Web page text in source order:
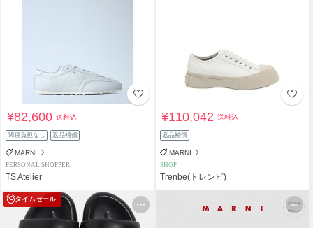
¥82,600送料込
関税負担なし 返品補償
MARNI
PERSONAL SHOPPER
TS Atelier
¥110,042送料込
返品補償
MARNI
SHOP
Trenbe(トレンビ)
タイムセール